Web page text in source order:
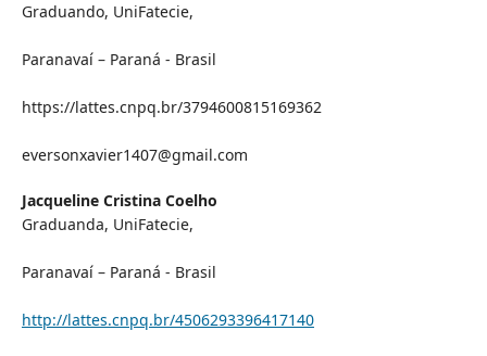
Graduando, UniFatecie,
Paranavaí – Paraná - Brasil
https://lattes.cnpq.br/3794600815169362
eversonxavier1407@gmail.com
Jacqueline Cristina Coelho
Graduanda, UniFatecie,
Paranavaí – Paraná - Brasil
http://lattes.cnpq.br/4506293396417140